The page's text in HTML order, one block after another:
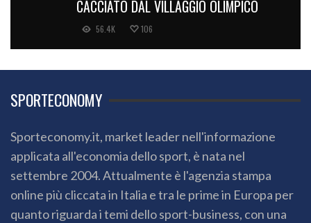
CACCIATO DAL VILLAGGIO OLIMPICO
56.4K 106
SPORTECONOMY
Sporteconomy.it, market leader nell'informazione
applicata all'economia dello sport, è nata nel
settembre 2004. Attualmente è l'agenzia stampa
online più cliccata in Italia e tra le prime in Europa per
quanto riguarda i temi dello sport-business, con una